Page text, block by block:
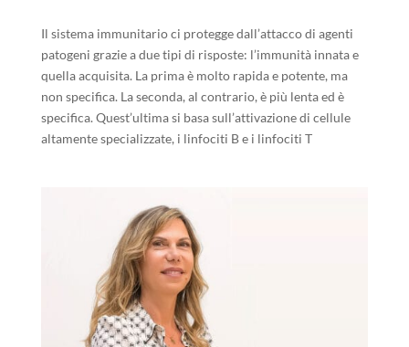
Il sistema immunitario ci protegge dall’attacco di agenti
patogeni grazie a due tipi di risposte: l’immunità innata e
quella acquisita. La prima è molto rapida e potente, ma
non specifica. La seconda, al contrario, è più lenta ed è
specifica. Quest’ultima si basa sull’attivazione di cellule
altamente specializzate, i linfociti B e i linfociti T